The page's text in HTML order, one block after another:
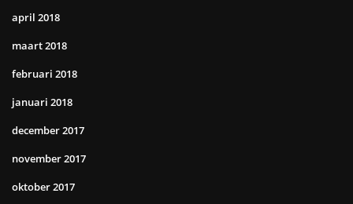
april 2018
maart 2018
februari 2018
januari 2018
december 2017
november 2017
oktober 2017